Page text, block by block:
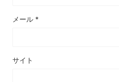
メール *
サイト